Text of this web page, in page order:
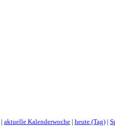
| aktuelle Kalenderwoche | heute (Tag) |